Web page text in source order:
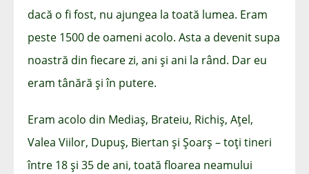
dacă o fi fost, nu ajungea la toată lumea. Eram
peste 1500 de oameni acolo. Asta a devenit supa
noastră din fiecare zi, ani și ani la rând. Dar eu
eram tânără și în putere.
Eram acolo din Mediaș, Brateiu, Richiș, Ațel,
Valea Viilor, Dupuș, Biertan și Șoarș – toți tineri
între 18 și 35 de ani, toată floarea neamului